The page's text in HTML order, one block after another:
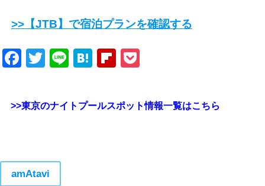
>>【JTB】で宿泊プランを確認する
Facebook
Twitter
LineHatenaFlipboard
>>東京のナイトプールスポット情報一覧はこちら
amAtavi